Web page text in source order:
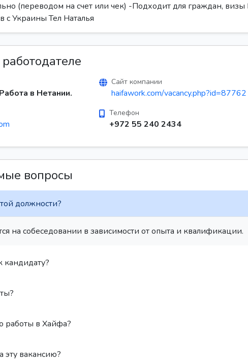
(переводом на счет или чек) -Подходит для граждан, визы
с Украины Тел Наталья
в Нетании.
Сайт компании
haifawork.com/vacancy.php?id=87762
Телефон
+972 55 240 2434
вопросы
должности?
на собеседовании в зависимости от опыта и квалификации.
кандидату?
работы в Хайфа?
эту вакансию?